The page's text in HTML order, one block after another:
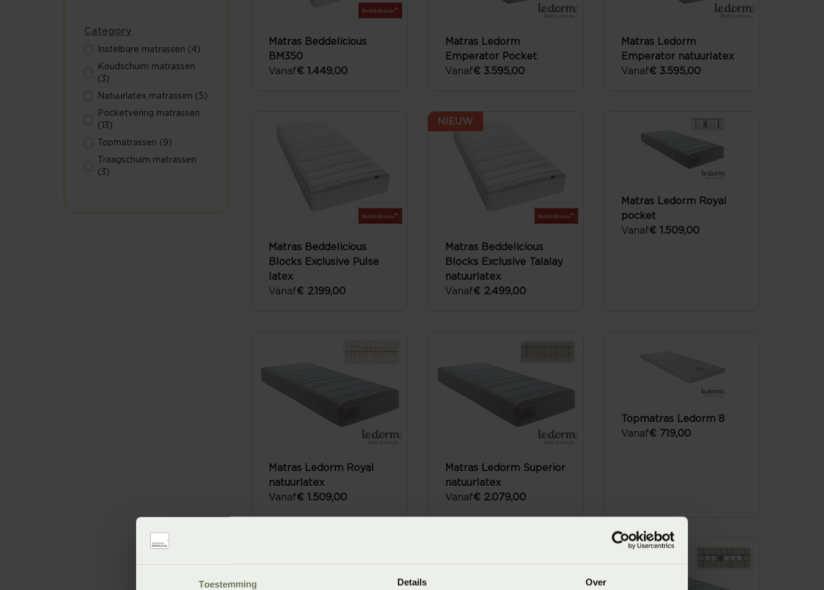
Toestemming Details Over
Category
Instelbare matrassen (4)
Koudschuim matrassen
(3)
Natuurlatex matrassen (5)
Pocketvering matrassen
(13)
Topmatrassen (9)
Traagschuim matrassen
(3)
Matras Beddelicious
BM350
Vanaf€ 1.449,00
Matras Ledorm
Emperator Pocket
Vanaf€ 3.595,00
Matras Ledorm
Emperator natuurlatex
Vanaf€ 3.595,00
Matras Beddelicious
Blocks Exclusive Pulse
latex
Vanaf€ 2.199,00
NIEUW
Matras Beddelicious
Blocks Exclusive Talalay
natuurlatex
Vanaf€ 2.499,00
Matras Ledorm Royal
pocket
Vanaf€ 1.509,00
Matras Ledorm Royal
natuurlatex
Vanaf€ 1.509,00
Matras Ledorm Superior
natuurlatex
Vanaf€ 2.079,00
Topmatras Ledorm 8
Vanaf€ 719,00